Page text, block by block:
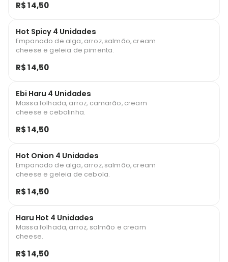
R$ 14,50
Hot Spicy 4 Unidades
Empanado de alga, arroz, salmão, cream
cheese e geleia de pimenta.
R$ 14,50
Ebi Haru 4 Unidades
Massa folhada, arroz, camarão, cream
cheese e cebolinha.
R$ 14,50
Hot Onion 4 Unidades
Empanado de alga, arroz, salmão, cream
cheese e geleia de cebola.
R$ 14,50
Haru Hot 4 Unidades
Massa folhada, arroz, salmão e cream
cheese.
R$ 14,50